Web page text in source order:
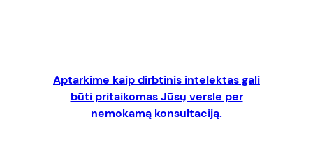
Aptarkime kaip dirbtinis intelektas gali
būti pritaikomas Jūsų versle per
nemokamą konsultaciją.